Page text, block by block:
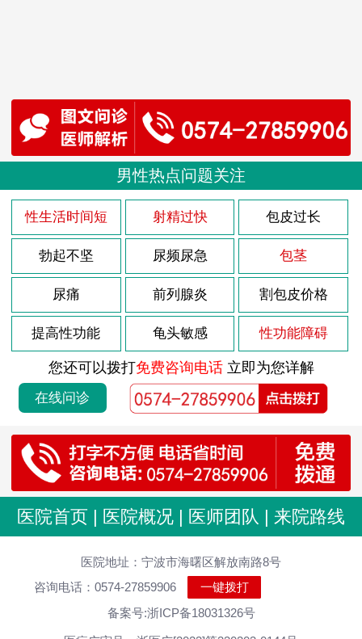
男性热点问题关注
性生活时间短 射精过快 包皮过长
勃起不坚 尿频尿急 包茎
尿痛 前列腺炎 割包皮价格
提高性功能 龟头敏感 性功能障碍
您还可以拨打免费咨询电话立即为您详解
在线问诊
医院首页 | 医院概况 | 医师团队 | 来院路线
医院地址：宁波市海曙区解放南路8号
咨询电话：0574-27859906
一键拨打
备案号:浙ICP备18031326号